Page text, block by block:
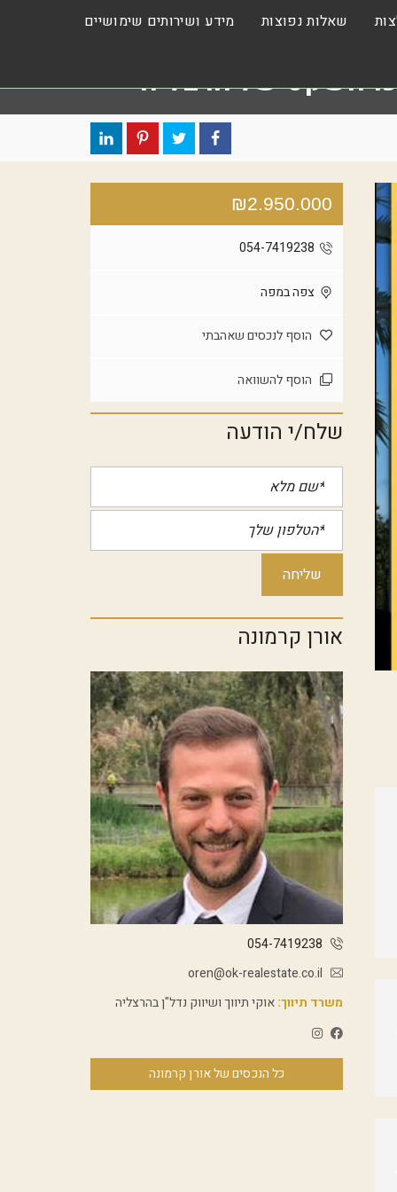
שאלות נפוצות מידע ושירותים שימושיים
השקט של הרצליה
₪2.950.000
054-7419238
צפה במפה
הוסף לנכסים שאהבתי
הוסף להשוואה
שלח/י הודעה
אורן קרמונה
054-7419238
oren@ok-realestate.co.il
משרד תיווך:אוקי תיווך ושיווק נדל"ן בהרצליה
כל הנכסים של אורן קרמונה